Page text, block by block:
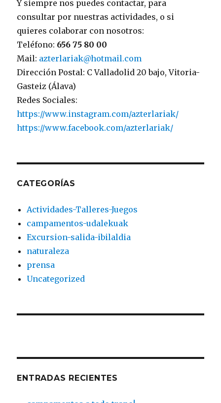
Y siempre nos puedes contactar, para
consultar por nuestras actividades, o si
quieres colaborar con nosotros:
Teléfono: 656 75 80 00
Mail: azterlariak@hotmail.com
Dirección Postal: C Valladolid 20 bajo, Vitoria-
Gasteiz (Álava)
Redes Sociales:
https://www.instagram.com/azterlariak/
https://www.facebook.com/azterlariak/
CATEGORÍAS
Actividades-Talleres-Juegos
campamentos-udalekuak
Excursion-salida-ibilaldia
naturaleza
prensa
Uncategorized
ENTRADAS RECIENTES